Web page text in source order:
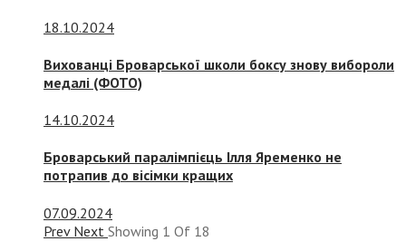
18.10.2024
Вихованці Броварської школи боксу знову вибороли
медалі (ФОТО)
14.10.2024
Броварський паралімпієць Ілля Яременко не
потрапив до вісімки кращих
07.09.2024
Prev Next Showing 1 Of 18